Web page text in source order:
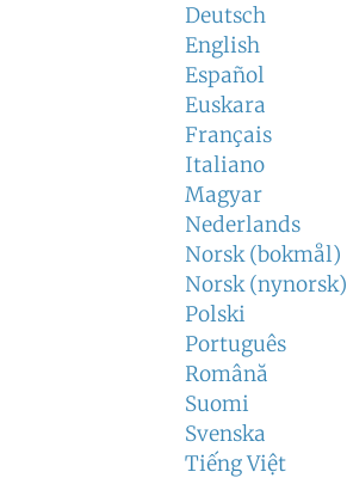
Deutsch
English
Español
Euskara
Français
Italiano
Magyar
Nederlands
Norsk (bokmål)
Norsk (nynorsk)
Polski
Português
Română
Suomi
Svenska
Tiếng Việt